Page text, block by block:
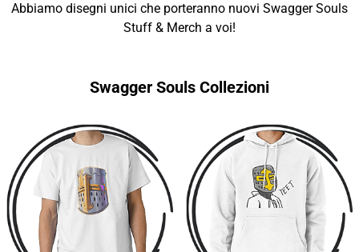
Abbiamo disegni unici che porteranno nuovi Swagger Souls
Stuff & Merch a voi!
Swagger Souls Collezioni